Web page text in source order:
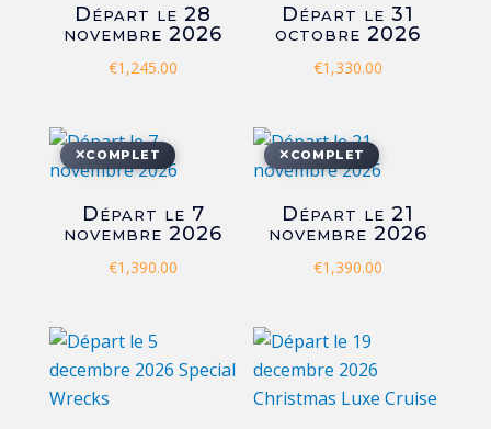
Départ le 28
novembre 2026
€1,245.00
Départ le 31
octobre 2026
€1,330.00
✕COMPLET
Départ le 7
novembre 2026
€1,390.00
✕ COMPLET
Départ le 21
novembre 2026
€1,390.00